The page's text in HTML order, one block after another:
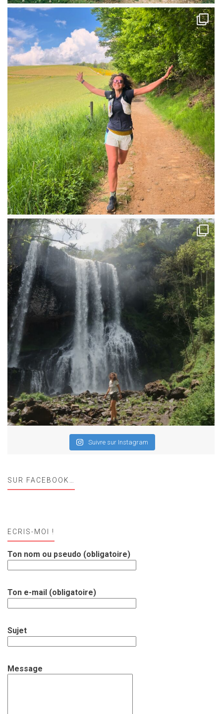
Suivre sur Instagram
SUR FACEBOOK…
ECRIS-MOI !
Ton nom ou pseudo (obligatoire)
Ton e-mail (obligatoire)
Sujet
Message